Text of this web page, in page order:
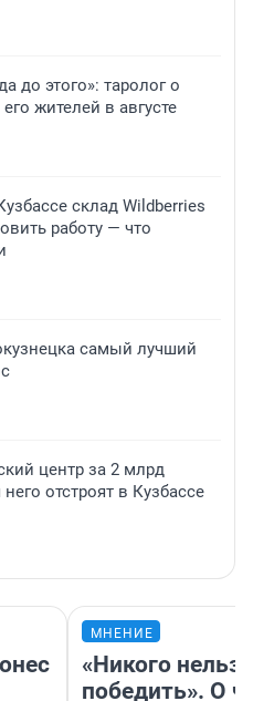
до этого»: таролог о
жителей в августе
склад Wildberries
работу — что
самый лучший
центр за 2 млрд
отстроят в Кузбассе
МНЕНИЕ
«Никого нельзя
победить». О